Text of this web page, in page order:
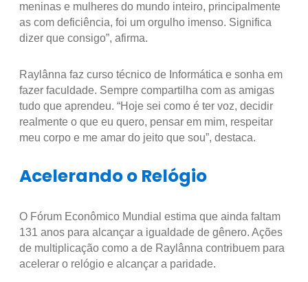
meninas e mulheres do mundo inteiro, principalmente
as com deficiência, foi um orgulho imenso. Significa
dizer que consigo”, afirma.
Raylânna faz curso técnico de Informática e sonha em
fazer faculdade. Sempre compartilha com as amigas
tudo que aprendeu. “Hoje sei como é ter voz, decidir
realmente o que eu quero, pensar em mim, respeitar
meu corpo e me amar do jeito que sou”, destaca.
Acelerando o Relógio
O Fórum Econômico Mundial estima que ainda faltam
131 anos para alcançar a igualdade de gênero. Ações
de multiplicação como a de Raylânna contribuem para
acelerar o relógio e alcançar a paridade.